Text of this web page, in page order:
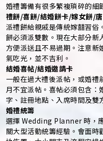
婚禮籌備有很多繁複瑣碎的細
禮餅/喜餅/結婚餅卡/嫁女餅/
派禮餅給親戚是傳統嫁囍習俗
餅必須派雙數。現在大部分新
方便派送且不易過期。注意
氣吃光，並不吉利。
結婚喜帖/結婚邀請卡
一般在過大禮後派帖，或婚
月不宜派帖。喜帖必須包含：
字、註冊地點、入席時間及雙
婚禮統籌
選擇 Wedding Planner 時，
關大型活動統籌經驗。會面時